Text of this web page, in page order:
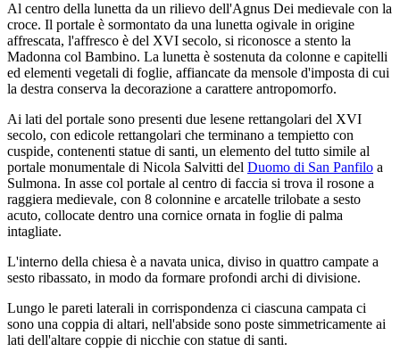
Al centro della lunetta da un rilievo dell'Agnus Dei medievale con la
croce. Il portale è sormontato da una lunetta ogivale in origine
affrescata, l'affresco è del XVI secolo, si riconosce a stento la
Madonna col Bambino. La lunetta è sostenuta da colonne e capitelli
ed elementi vegetali di foglie, affiancate da mensole d'imposta di cui
la destra conserva la decorazione a carattere antropomorfo.
Ai lati del portale sono presenti due lesene rettangolari del XVI
secolo, con edicole rettangolari che terminano a tempietto con
cuspide, contenenti statue di santi, un elemento del tutto simile al
portale monumentale di Nicola Salvitti del Duomo di San Panfilo a
Sulmona. In asse col portale al centro di faccia si trova il rosone a
raggiera medievale, con 8 colonnine e arcatelle trilobate a sesto
acuto, collocate dentro una cornice ornata in foglie di palma
intagliate.
L'interno della chiesa è a navata unica, diviso in quattro campate a
sesto ribassato, in modo da formare profondi archi di divisione.
Lungo le pareti laterali in corrispondenza ci ciascuna campata ci
sono una coppia di altari, nell'abside sono poste simmetricamente ai
lati dell'altare coppie di nicchie con statue di santi.